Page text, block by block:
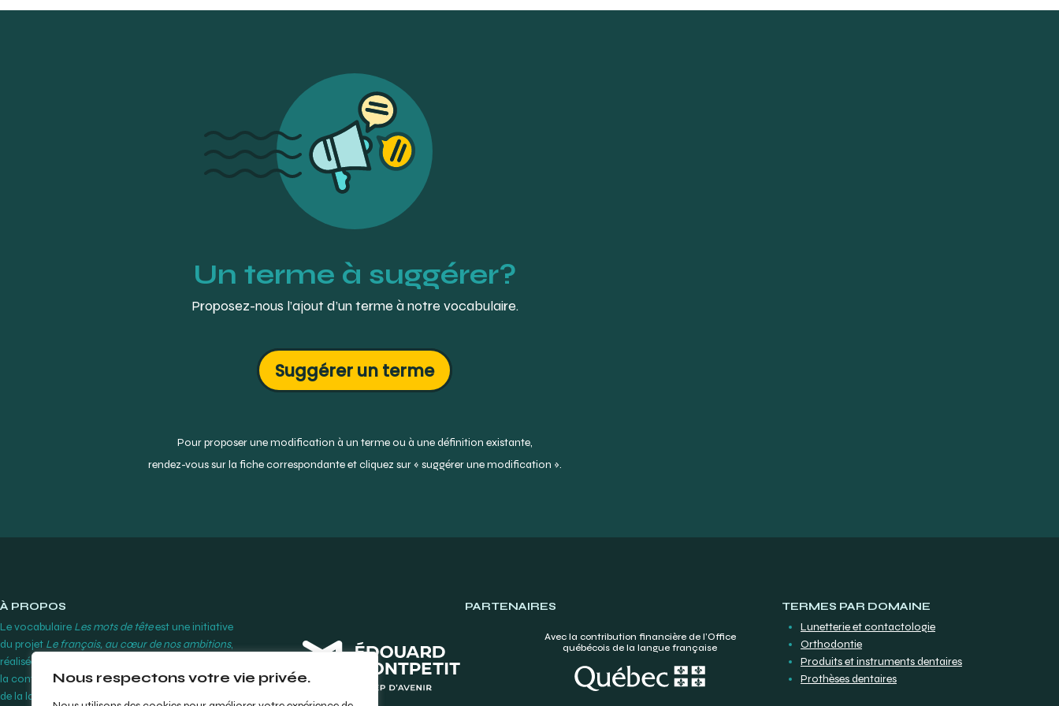
Nous respectons votre vie privée.
Un terme à suggérer?
Proposez-nous l’ajout d’un terme à notre vocabulaire.
Suggérer un terme
Pour proposer une modification à un terme ou à une définition existante,
rendez-vous sur la fiche correspondante et cliquez sur « suggérer une modification ».
PARTENAIRES
Avec la contribution financière de l’Office
québécois de la langue française
À PROPOS
Le vocabulaire Les mots de têteest une initiative
du projet Le français, au cœur de nos ambitions,
réalisée par le Cégep Édouard-Montpetit grâce à
la contribution financière de l’Office québécois
de la langue française.
TERMES PAR DOMAINE
Lunetterie et contactologie
Orthodontie
Produits et instruments dentaires
Prothèses dentaires